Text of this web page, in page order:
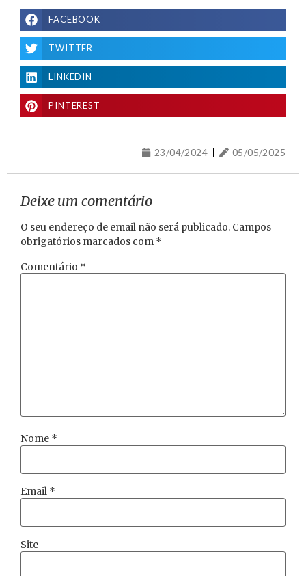
FACEBOOK
TWITTER
LINKEDIN
PINTEREST
23/04/2024 05/05/2025
Deixe um comentário
O seu endereço de email não será publicado. Campos
obrigatórios marcados com *
Comentário *
Nome *
Email *
Site